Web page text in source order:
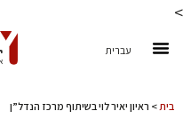
עברית
בית>ראיון יאיר לוי בשיתוף מרכז הנדל”ן